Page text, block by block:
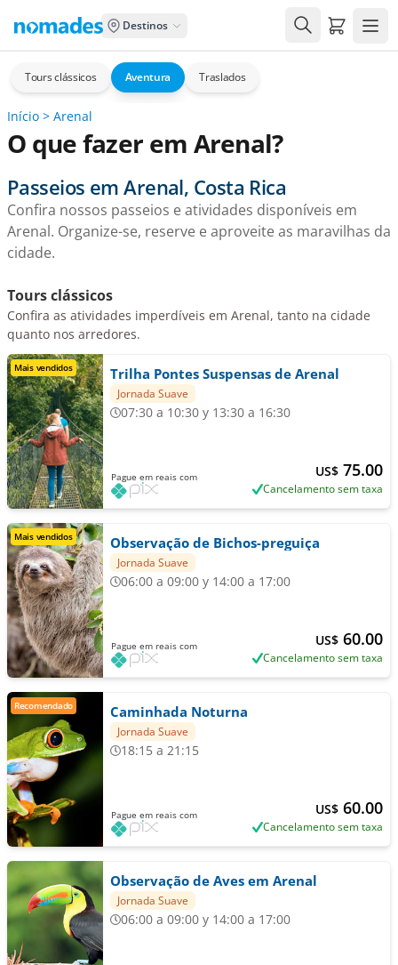
Destinos Carrito
Tours clássicos Aventura Traslados
Início > Arenal
O que fazer em Arenal?
Passeios em Arenal, Costa Rica
Confira nossos passeios e atividades disponíveis em
Arenal. Organize-se, reserve e aproveite as maravilhas da
cidade.
Tours clássicos
Confira as atividades imperdíveis em Arenal, tanto na cidade
quanto nos arredores.
Mais vendidos Trilha Pontes Suspensas de Arenal
Jornada Suave
07:30 a 10:30 y 13:30 a 16:30
US$ 75.00
Cancelamento sem taxa
Pague em reais com
Mais vendidos Observação de Bichos-preguiça
Jornada Suave
06:00 a 09:00 y 14:00 a 17:00
US$ 60.00
Cancelamento sem taxa
Pague em reais com
Recomendado Caminhada Noturna
Jornada Suave
18:15 a 21:15
US$ 60.00
Cancelamento sem taxa
Pague em reais com
Observação de Aves em Arenal
Jornada Suave
06:00 a 09:00 y 14:00 a 17:00